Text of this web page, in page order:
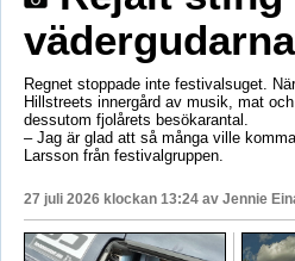
Regnet stoppade inte festivalsuget.
Hillstreets innergård av musik, mat
dessutom fjolårets besökarantal.
– Jag är glad att så många ville
Larsson från festivalgruppen.
27 juli 2026 klockan 13:24 av Jennie